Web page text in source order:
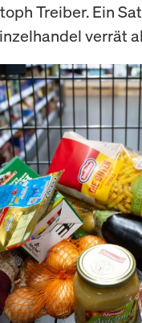
Treiber. Ein
verrät